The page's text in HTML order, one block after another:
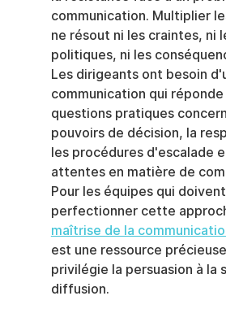
communication. Multiplier
ne résout ni les craintes, ni
politiques, ni les
Les dirigeants ont besoin
communication qui réponde
questions pratiques
pouvoirs de décision, la
les procédures d'escalade
attentes en matière de
Pour les équipes qui doivent
perfectionner cette
maîtrise de la
est une ressource
privilégie la persuasion à la
diffusion.